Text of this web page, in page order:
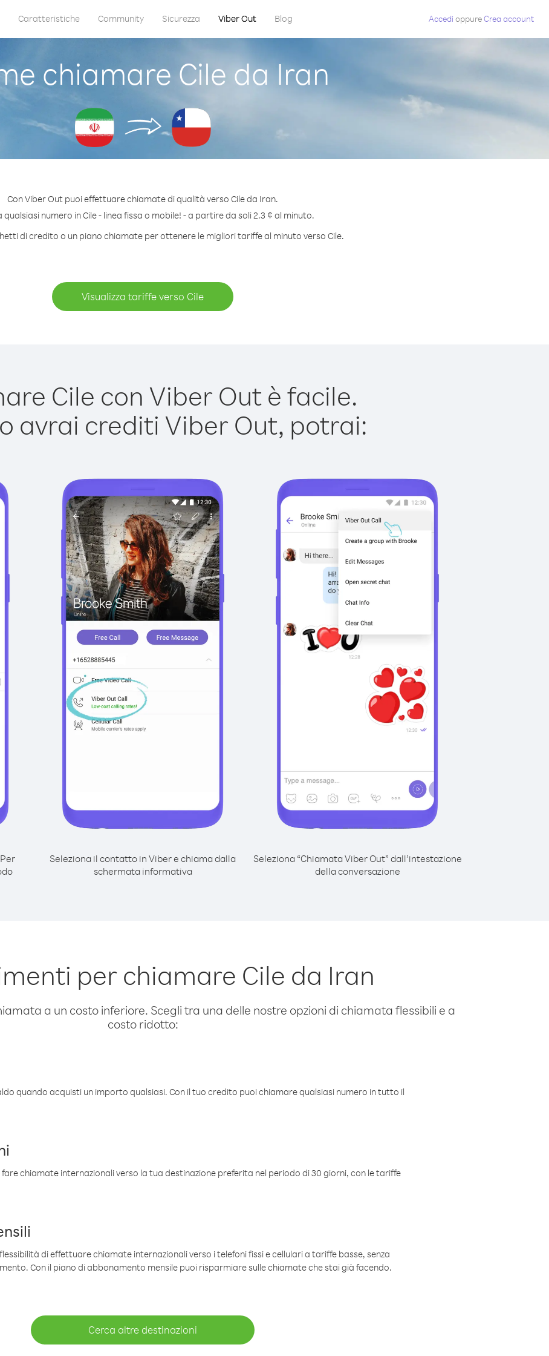
Caratteristiche Community Sicurezza Viber Out Blog Accedi oppureCrea account
chiamare Cile da Iran
Con Viber Out puoi effettuare chiamate di qualità verso Cile da Iran.
qualsiasi numero in Cile - linea fissa o mobile! - a partire da soli 2.3 ¢ al minuto.
di credito o un piano chiamate per ottenere le migliori tariffe al minuto verso Cile.
Visualizza tariffe verso Cile
Cile con Viber Out è facile.
avrai crediti Viber Out, potrai:
Per
Seleziona il contatto in Viber e chiama dalla
schermata informativa
Seleziona “Chiamata Viber Out” dall’intestazione
della conversazione
per chiamare Cile da Iran
a un costo inferiore. Scegli tra una delle nostre opzioni di chiamata flessibili e a
costo ridotto:
quando acquisti un importo qualsiasi. Con il tuo credito puoi chiamare qualsiasi numero in tutto il
chiamate internazionali verso la tua destinazione preferita nel periodo di 30 giorni, con le tariffe
di effettuare chiamate internazionali verso i telefoni fissi e cellulari a tariffe basse, senza
Con il piano di abbonamento mensile puoi risparmiare sulle chiamate che stai già facendo.
Cerca altre destinazioni